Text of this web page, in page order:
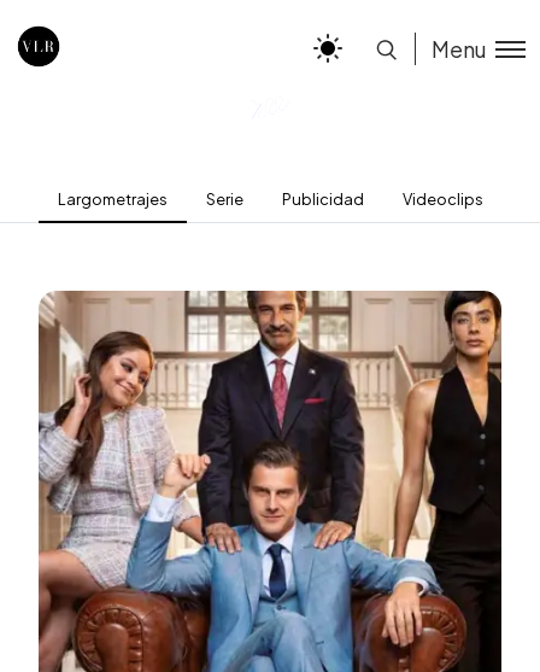
Menu
Largometrajes Serie Publicidad Videoclips